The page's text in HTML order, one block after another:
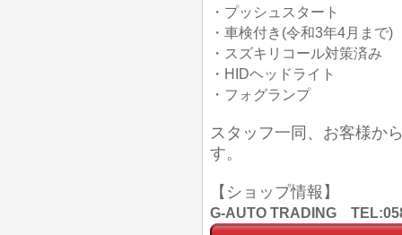
・プッシュスタート
・車検付き(令和3年4月まで)
・スズキリコール対策済み
・HIDヘッドライト
・フォグランプ
スタッフ一同、お客様か
す。
【ショップ情報】
G-AUTO TRADING